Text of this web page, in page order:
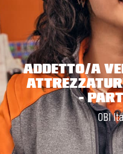
ADDETTO/A
-
OBI